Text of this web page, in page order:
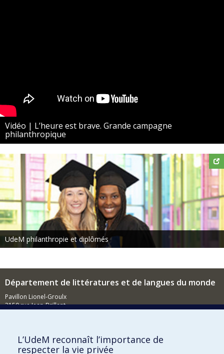
Vidéo | L’heure est brave. Grande campagne
philanthropique
UdeM philanthropie et diplômés
Département de littératures et de langues du monde
Pavillon Lionel-Groulx
3150 rue Jean-Brillant
Nouvelles
Événements
L’UdeM reconnaît l’importance de
respecter la vie privée